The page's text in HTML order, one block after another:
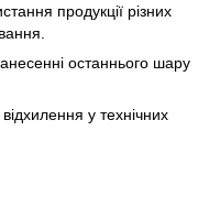
продукції різних
останнього шару
у технічних